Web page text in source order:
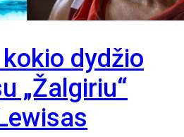
dydžio
„Žalgiriu“